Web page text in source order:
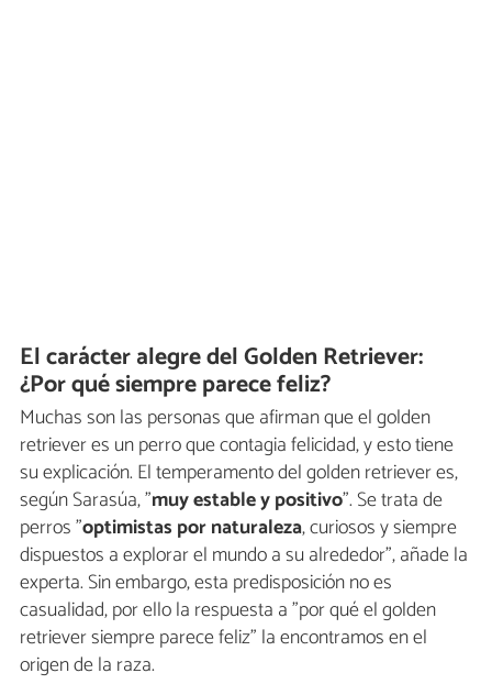
El carácter alegre del Golden Retriever:
¿Por qué siempre parece feliz?
Muchas son las personas que afirman que el golden
retriever es un perro que contagia felicidad, y esto tiene
su explicación. El temperamento del golden retriever es,
según Sarasúa, "muy estable y positivo". Se trata de
perros "optimistas por naturaleza, curiosos y siempre
dispuestos a explorar el mundo a su alrededor", añade la
experta. Sin embargo, esta predisposición no es
casualidad, por ello la respuesta a "por qué el golden
retriever siempre parece feliz" la encontramos en el
origen de la raza.